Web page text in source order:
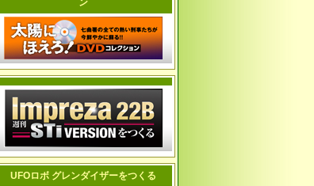
ン
UFOロボ グレンダイザーをつくる